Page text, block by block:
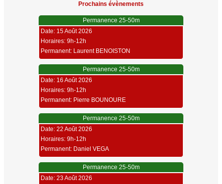
Prochains évènements
Permanence 25-50m
Date: 15 Août 2026
Horaires: 9h-12h
Permanent: Laurent BENOISTON
Permanence 25-50m
Date: 16 Août 2026
Horaires: 9h-12h
Permanent: Pierre BOUNOURE
Permanence 25-50m
Date: 22 Août 2026
Horaires: 9h-12h
Permanent: Daniel VEGA
Permanence 25-50m
Date: 23 Août 2026